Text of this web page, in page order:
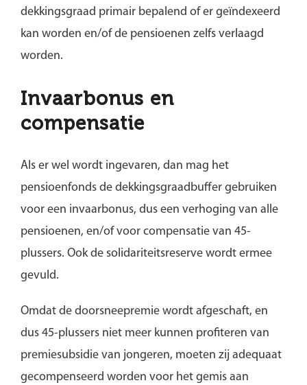
dekkingsgraad primair bepalend of er geïndexeerd
kan worden en/of de pensioenen zelfs verlaagd
worden.
Invaarbonus en
compensatie
Als er wel wordt ingevaren, dan mag het
pensioenfonds de dekkingsgraadbuffer gebruiken
voor een invaarbonus, dus een verhoging van alle
pensioenen, en/of voor compensatie van 45-
plussers. Ook de solidariteitsreserve wordt ermee
gevuld.
Omdat de doorsneepremie wordt afgeschaft, en
dus 45-plussers niet meer kunnen profiteren van
premiesubsidie van jongeren, moeten zij adequaat
gecompenseerd worden voor het gemis aan